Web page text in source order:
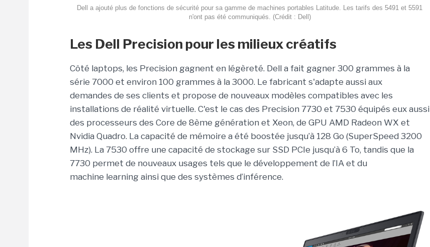
Dell a ajouté plus de fonctions de sécurité pour sa gamme de machines portables Latitude. Les tarifs des 5491 et 5591
n'ont pas été communiqués. (Crédit : Dell)
Les Dell Precision pour les milieux créatifs
Côté laptops, les Precision gagnent en légèreté. Dell a fait gagner 300 grammes à la
série 7000 et environ 100 grammes à la 3000. Le fabricant s'adapte aussi aux
demandes de ses clients et propose de nouveaux modèles compatibles avec les
installations de réalité virtuelle. C'est le cas des Precision 7730 et 7530 équipés eux aussi
des processeurs des Core de 8ème génération et Xeon, de GPU AMD Radeon WX et
Nvidia Quadro. La capacité de mémoire a été boostée jusqu’à 128 Go (SuperSpeed 3200
MHz). La 7530 offre une capacité de stockage sur SSD PCIe jusqu’à 6 To, tandis que la
7730 permet de nouveaux usages tels que le développement de l’IA et du
machine learning ainsi que des systèmes d’inférence.